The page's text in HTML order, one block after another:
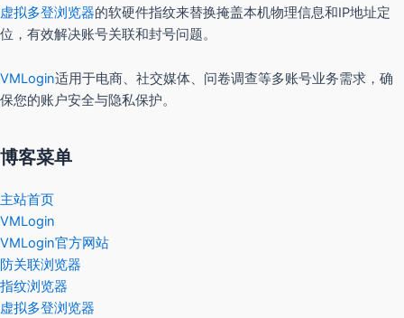
虚拟多登浏览器的软硬件指纹来替换掩盖本机物理信息和IP地址定
位，有效解决账号关联和封号问题。
VMLogin适用于电商、社交媒体、问卷调查等多账号业务需求，确
保您的账户安全与隐私保护。
博客菜单
主站首页
VMLogin
VMLogin官方网站
防关联浏览器
指纹浏览器
虚拟多登浏览器